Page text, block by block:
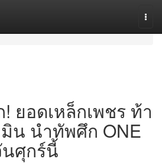
ยอดเหล็กเพชร ท้า
น นำทัพศึก ONE
ศุกร์นี้